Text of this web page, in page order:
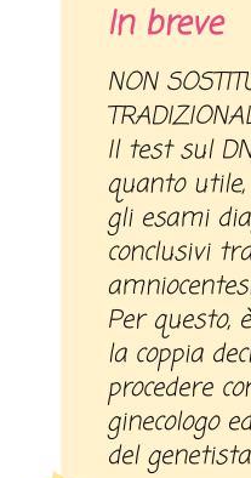
In breve
NON SOSTITUISCE GLI ESAMI
Il test sul
quanto
gli esami
conclusivi
Per questo,
la coppia
procedere
ginecologo
del